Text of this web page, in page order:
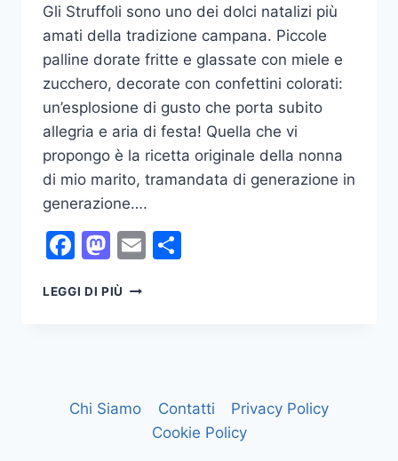
Gli Struffoli sono uno dei dolci natalizi più
amati della tradizione campana. Piccole
palline dorate fritte e glassate con miele e
zucchero, decorate con confettini colorati:
un’esplosione di gusto che porta subito
allegria e aria di festa! Quella che vi
propongo è la ricetta originale della nonna
di mio marito, tramandata di generazione in
generazione….
Facebook
Mastodon
Email
LEGGI DI PIÙ STRUFFOLI
Chi Siamo Contatti
Privacy Policy
Cookie Policy